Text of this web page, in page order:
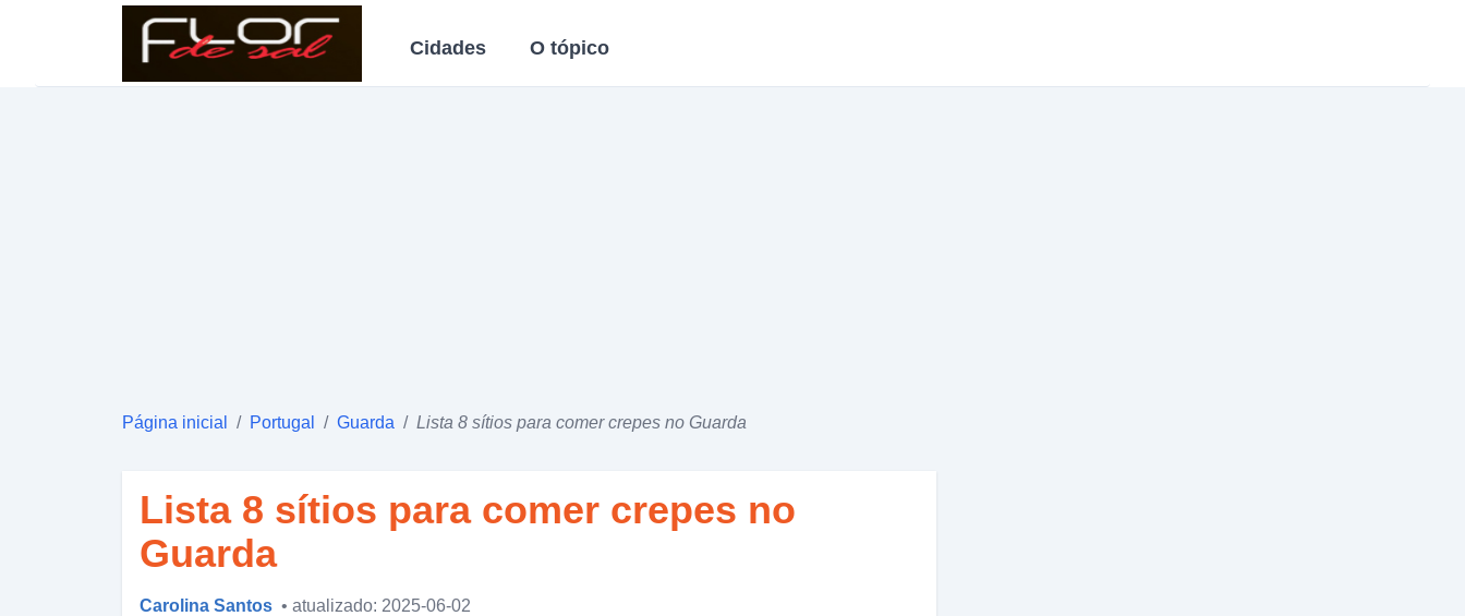
Cidades O tópico
Página inicial / Portugal / Guarda / Lista 8 sítios para comer crepes no Guarda
Lista 8 sítios para comer crepes no
Guarda
Carolina Santos • atualizado: 2025-06-02